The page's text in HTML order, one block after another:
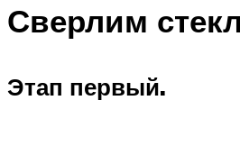
Сверлим
Этап первый.